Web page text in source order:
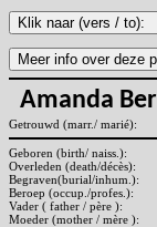
Amanda
Getrouwd (marr./ marié):
Geboren (birth/ naiss.):
Overleden (death/décès):
Begraven(burial/inhum.):
Beroep (occup./profes.):
Vader ( father / père ):
Moeder (mother / mère ):